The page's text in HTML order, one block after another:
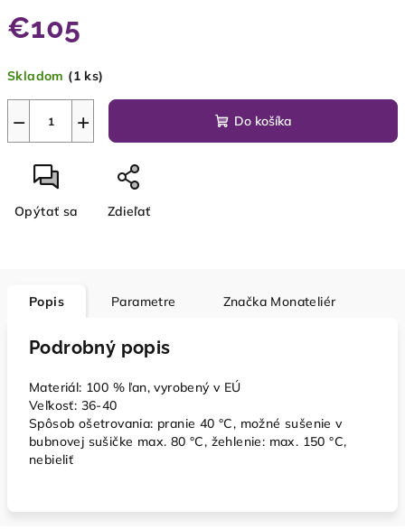
€105
cena:
Skladom (1 ks)
+
− Do košíka
Opýtať sa Zdieľať
Popis Parametre Značka Monateliér
Podrobný popis
Materiál: 100 % ľan, vyrobený v EÚ
Veľkosť: 36-40
Spôsob ošetrovania: pranie 40 °C, možné sušenie v
bubnovej sušičke max. 80 °C, žehlenie: max. 150 °C,
nebieliť